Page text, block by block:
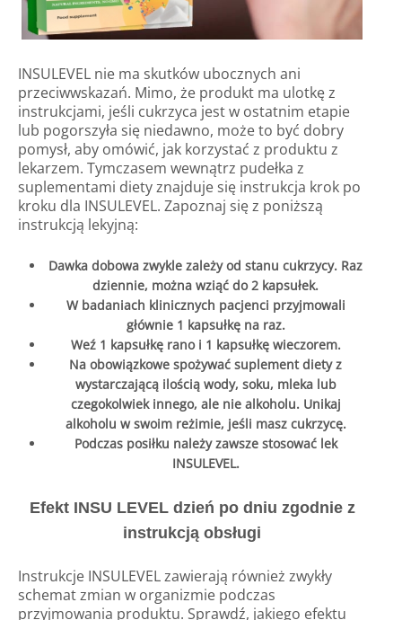
INSULEVEL nie ma skutków ubocznych ani
przeciwwskazań. Mimo, że produkt ma ulotkę z
instrukcjami, jeśli cukrzyca jest w ostatnim etapie
lub pogorszyła się niedawno, może to być dobry
pomysł, aby omówić, jak korzystać z produktu z
lekarzem. Tymczasem wewnątrz pudełka z
suplementami diety znajduje się instrukcja krok po
kroku dla INSULEVEL. Zapoznaj się z poniższą
instrukcją lekyjną:
Dawka dobowa zwykle zależy od stanu cukrzycy. Raz
dziennie, można wziąć do 2 kapsułek.
W badaniach klinicznych pacjenci przyjmowali
głównie 1 kapsułkę na raz.
Weź 1 kapsułkę rano i 1 kapsułkę wieczorem.
Na obowiązkowe spożywać suplement diety z
wystarczającą ilością wody, soku, mleka lub
czegokolwiek innego, ale nie alkoholu. Unikaj
alkoholu w swoim reżimie, jeśli masz cukrzycę.
Podczas posiłku należy zawsze stosować lek
INSULEVEL.
Efekt INSU LEVEL dzień po dniu zgodnie z
instrukcją obsługi
Instrukcje INSULEVEL zawierają również zwykły
schemat zmian w organizmie podczas
przyjmowania produktu. Sprawdź, jakiego efektu